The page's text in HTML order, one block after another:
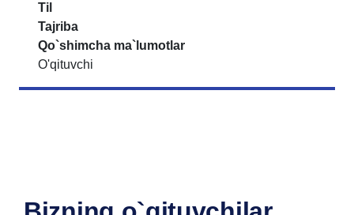
Til
Tajriba
Qo`shimcha ma`lumotlar
O'qituvchi